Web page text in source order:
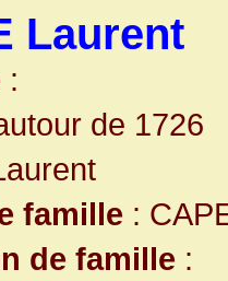
Laurent
:
de 1726
famille :
de famille :